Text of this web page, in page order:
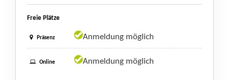
Freie Plätze
Präsenz Anmeldung möglich
Online Anmeldung möglich